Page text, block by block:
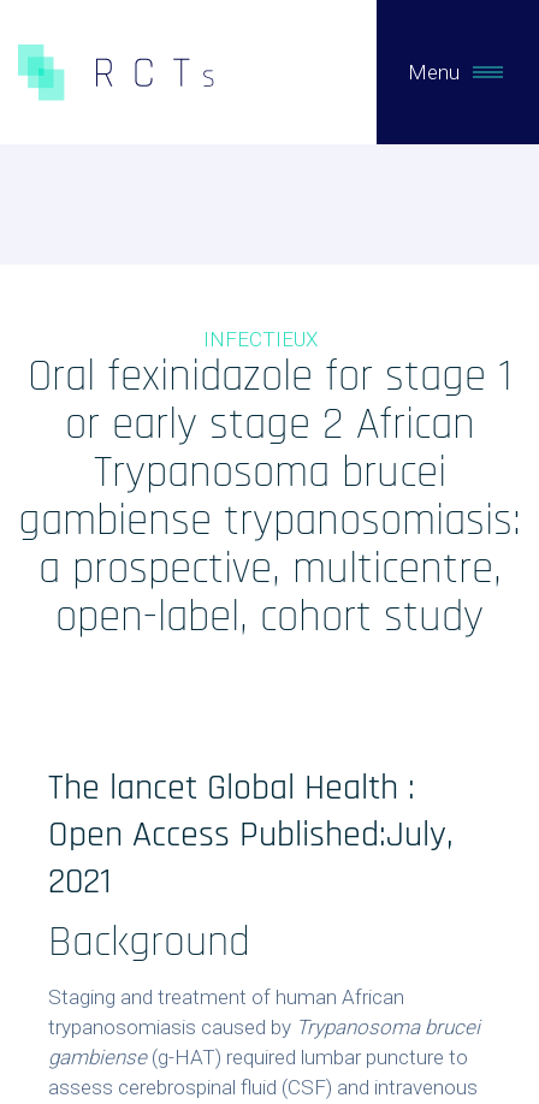
Menu
Études Post-Autorisation sur données primaires
Études sur données secondaires (RNIPH)
Accès précoce / compassionnel
Evaluation clinique des DMs / Conseil règlementaire
Biotech / Medtech
Formations
Prestations
Vos études
internationales
INFECTIEUX
Oral fexinidazole for stage 1
or early stage 2 African
Trypanosoma brucei
gambiense trypanosomiasis:
a prospective, multicentre,
open-label, cohort study
The lancet Global Health :
Open Access Published:July,
2021
Background
Staging and treatment of human African
trypanosomiasis caused by Trypanosoma brucei
gambiense (g-HAT) required lumbar puncture to
assess cerebrospinal fluid (CSF) and intravenous